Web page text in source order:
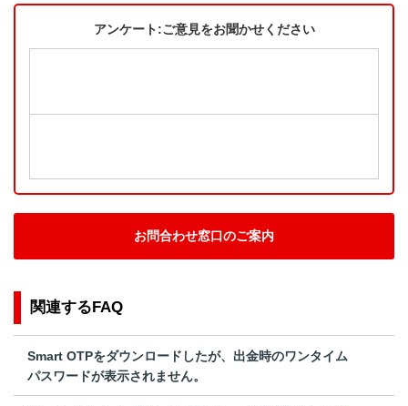
アンケート:ご意見をお聞かせください
お問合わせ窓口のご案内
関連するFAQ
Smart OTPをダウンロードしたが、出金時のワンタイム
パスワードが表示されません。